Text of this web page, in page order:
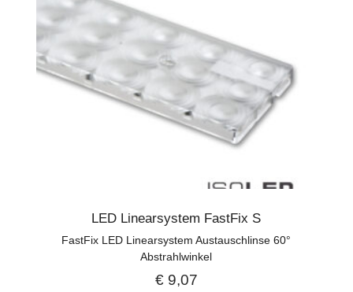
LED Linearsystem FastFix S
FastFix LED Linearsystem Austauschlinse 60°
Abstrahlwinkel
€9,07